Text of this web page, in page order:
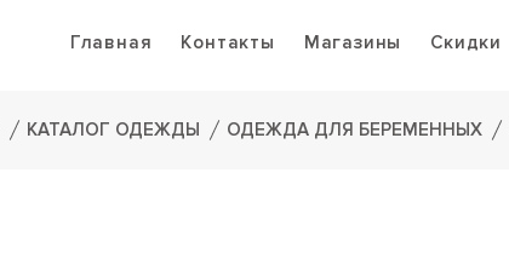
Главная Контакты Магазины Скидки
КАТАЛОГ ОДЕЖДЫ ОДЕЖДА ДЛЯ БЕРЕМЕННЫХ